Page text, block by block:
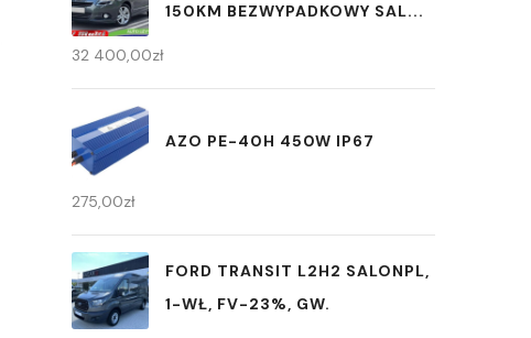
150KM BEZWYPADKOWY SAL...
32 400,00zł
AZO PE-40H 450W IP67
275,00zł
FORD TRANSIT L2H2 SALONPL,
1-WŁ, FV-23%, GW.